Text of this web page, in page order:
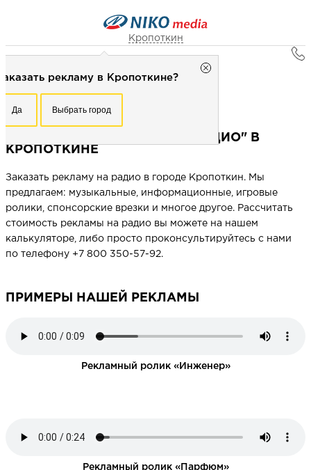
Кропоткин
рекламу в Кропоткине?
Да Выбрать город
Кропоткин
Заказать рекламу в Кропоткине?
Перезвоните мне
Выберите свой город
НАПИСАТЬ НАМ
Реклама в городах
РЕКЛАМА НА РАДИО "АВТОРАДИО" В
КРОПОТКИНЕ
Заказать рекламу на радио в городе Кропоткин. Мы
предлагаем: музыкальные, информационные, игровые
ролики, спонсорские врезки и многое другое. Рассчитать
стоимость рекламы на радио вы можете на нашем
калькуляторе, либо просто проконсультируйтесь с нами
по телефону +7 800 350-57-92.
ПРИМЕРЫ НАШЕЙ РЕКЛАМЫ
Рекламный ролик «Инженер»
Рекламный ролик «Парфюм»